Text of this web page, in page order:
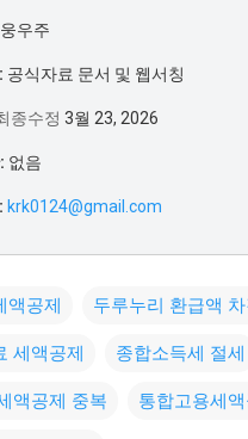
우주
공식자료 문서 및 웹서칭
종수정 3월 23, 2026
없음
krk0124@gmail.com
액공제 두루누리 환급액
세액공제 종합소득세 절세
액공제 중복 통합고용세